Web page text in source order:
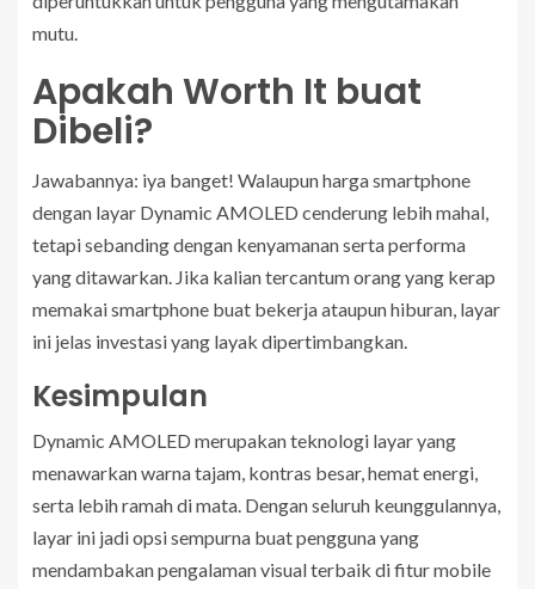
mutu.
Apakah Worth It buat
Dibeli?
Jawabannya: iya banget! Walaupun harga smartphone
dengan layar Dynamic AMOLED cenderung lebih mahal,
tetapi sebanding dengan kenyamanan serta performa
yang ditawarkan. Jika kalian tercantum orang yang kerap
memakai smartphone buat bekerja ataupun hiburan, layar
ini jelas investasi yang layak dipertimbangkan.
Kesimpulan
Dynamic AMOLED merupakan teknologi layar yang
menawarkan warna tajam, kontras besar, hemat energi,
serta lebih ramah di mata. Dengan seluruh keunggulannya,
layar ini jadi opsi sempurna buat pengguna yang
mendambakan pengalaman visual terbaik di fitur mobile